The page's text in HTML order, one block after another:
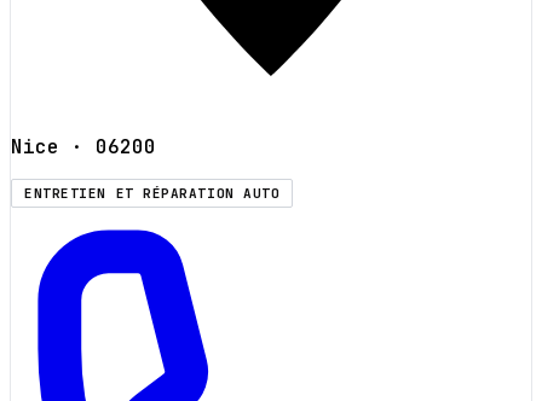
Nice · 06200
ENTRETIEN ET RÉPARATION AUTO